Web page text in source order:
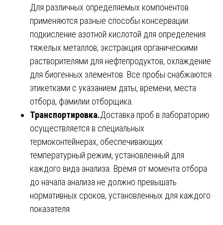
Для различных определяемых компонентов
применяются разные способы консервации:
подкисление азотной кислотой для определения
тяжелых металлов, экстракция органическими
растворителями для нефтепродуктов, охлаждение
для биогенных элементов. Все пробы снабжаются
этикетками с указанием даты, времени, места
отбора, фамилии отборщика.
Транспортировка.Доставка проб в лабораторию
осуществляется в специальных
термоконтейнерах, обеспечивающих
температурный режим, установленный для
каждого вида анализа. Время от момента отбора
до начала анализа не должно превышать
нормативных сроков, установленных для каждого
показателя.